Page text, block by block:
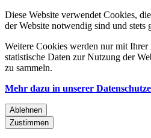
Diese Website verwendet Cookies,
der Website notwendig sind und stets
Weitere Cookies werden nur mit
statistische Daten zur Nutzung der
zu sammeln.
Mehr dazu in unserer
Ablehnen
Zustimmen